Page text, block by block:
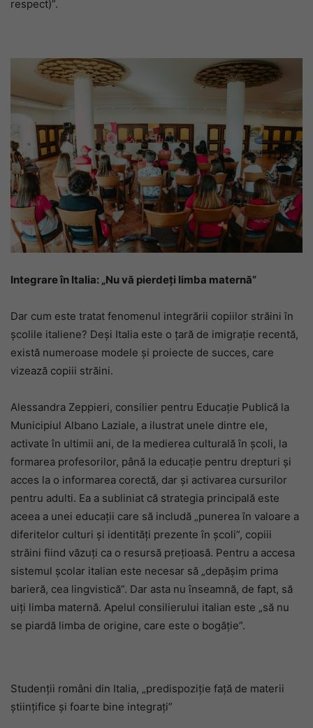
respect)”.
Integrare în Italia: „Nu vă pierdeți limba maternă”
Dar cum este tratat fenomenul integrării copiilor străini în
școlile italiene? Deși Italia este o țară de imigrație recentă,
există numeroase modele și proiecte de succes, care
vizează copiii străini.
Alessandra Zeppieri, consilier pentru Educație Publică la
Municipiul Albano Laziale, a ilustrat unele dintre ele,
activate în ultimii ani, de la medierea culturală în școli, la
formarea profesorilor, până la educație pentru drepturi și
acces la o informarea corectă, dar și activarea cursurilor
pentru adulti. Ea a subliniat că strategia principală este
aceea a unei educații care să includă „punerea în valoare a
diferitelor culturi și identități prezente în școli”, copiii
străini fiind văzuți ca o resursă prețioasă. Pentru a accesa
sistemul școlar italian este necesar să „depășim prima
barieră, cea lingvistică”. Dar asta nu înseamnă, de fapt, să
uiți limba maternă. Apelul consilierului italian este „să nu
se piardă limba de origine, care este o bogăție”.
Studenții români din Italia, „predispoziție față de materii
științifice și foarte bine integrați”